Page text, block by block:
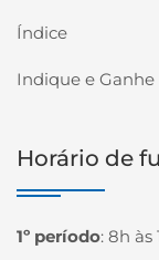
Índice
Indique e Ganhe
Horário de
1º período: 8h às